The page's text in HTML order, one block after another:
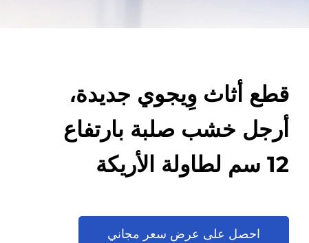
قطع أثاث وِيجوي جديدة،
أرجل خشب صلبة بارتفاع
12 سم لطاولة الأريكة
احصل على عرض سعر مجاني